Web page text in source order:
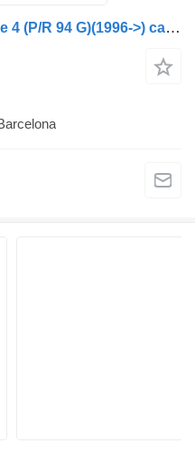
Luna lateral para Scania Serie 4 (P/R 94 G)(1996->) camión